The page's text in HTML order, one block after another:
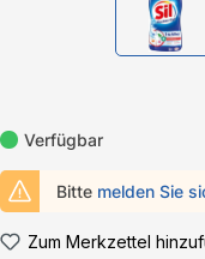
Verfügbar
Bitte melden Sie
Zum Merkzettel